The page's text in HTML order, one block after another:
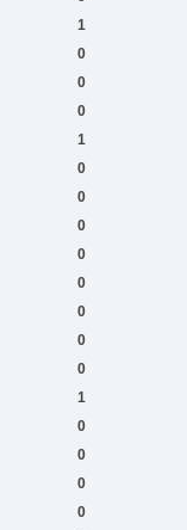
1
0
0
0
1
0
0
0
0
0
0
0
0
1
0
0
0
0